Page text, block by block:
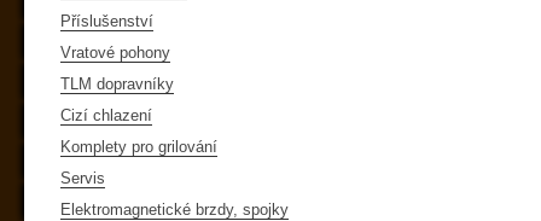
Příslušenství
Vratové pohony
TLM dopravníky
Cizí chlazení
Komplety pro grilování
Servis
Elektromagnetické brzdy, spojky